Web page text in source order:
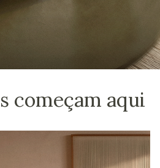
começam aqui